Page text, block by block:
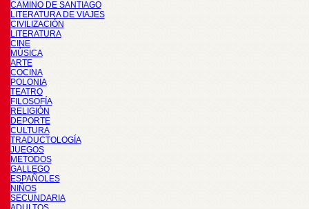
CAMINO DE SANTIAGO
LITERATURA DE VIAJES
CIVILIZACIÓN
LITERATURA
CINE
MÚSICA
ARTE
COCINA
POLONIA
TEATRO
FILOSOFÍA
RELIGIÓN
DEPORTE
CULTURA
TRADUCTOLOGÍA
JUEGOS
METODOS
GALLEGO
ESPAÑOLES
NIÑOS
SECUNDARIA